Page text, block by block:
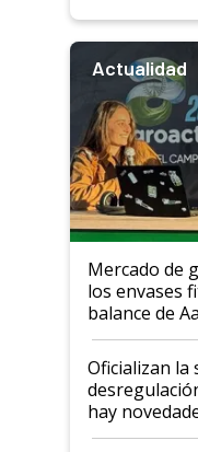
Actualidad
Mercado de
los envases
balance de
Oficializan la
hay
la hidrovía